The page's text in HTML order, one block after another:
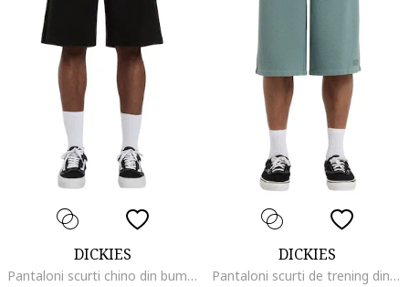
DICKIES
Pantaloni scurti chino din bumbac cu logo discret
DICKIES
Pantaloni scurti de trening din bumbac cu buzunare